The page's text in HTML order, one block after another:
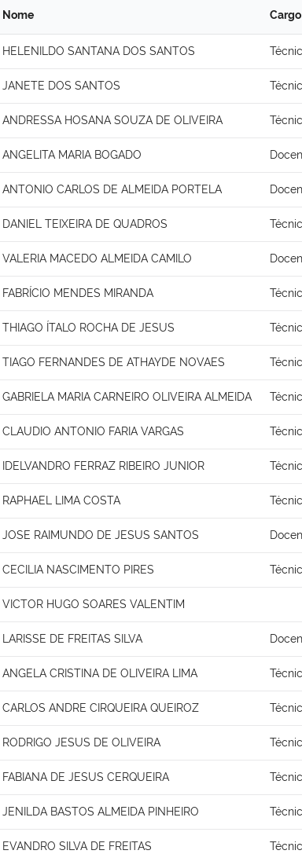
Nome Cargo
HELENILDO SANTANA DOS SANTOS
JANETE DOS SANTOS
ANDRESSA HOSANA SOUZA DE OLIVEIRA
ANGELITA MARIA BOGADO
ANTONIO CARLOS DE ALMEIDA PORTELA
DANIEL TEIXEIRA DE QUADROS
VALERIA MACEDO ALMEIDA CAMILO
FABRÍCIO MENDES MIRANDA
THIAGO ÍTALO ROCHA DE JESUS
TIAGO FERNANDES DE ATHAYDE NOVAES
GABRIELA MARIA CARNEIRO OLIVEIRA ALMEIDA
CLAUDIO ANTONIO FARIA VARGAS
IDELVANDRO FERRAZ RIBEIRO JUNIOR
RAPHAEL LIMA COSTA
JOSE RAIMUNDO DE JESUS SANTOS
CECILIA NASCIMENTO PIRES
VICTOR HUGO SOARES VALENTIM
LARISSE DE FREITAS SILVA
ANGELA CRISTINA DE OLIVEIRA LIMA
CARLOS ANDRE CIRQUEIRA QUEIROZ
RODRIGO JESUS DE OLIVEIRA
FABIANA DE JESUS CERQUEIRA
JENILDA BASTOS ALMEIDA PINHEIRO
EVANDRO SILVA DE FREITAS